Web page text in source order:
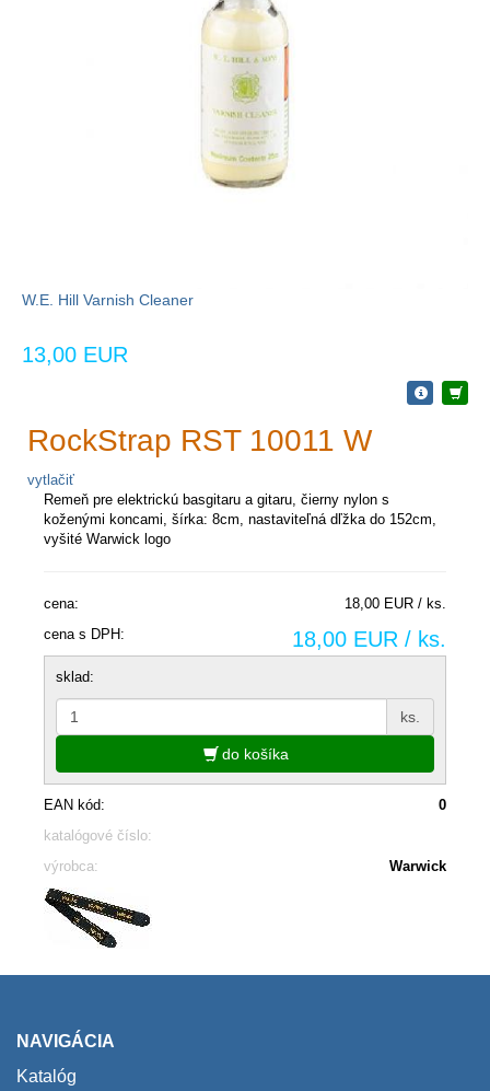
W.E. Hill Varnish Cleaner
13,00 EUR
RockStrap RST 10011 W
vytlačiť
Remeň pre elektrickú basgitaru a gitaru, čierny nylon s
koženými koncami, šírka: 8cm, nastaviteľná dľžka do 152cm,
vyšité Warwick logo
cena:
18,00 EUR / ks.
cena s DPH:
18,00 EUR / ks.
sklad:
ks.
do košíka
EAN kód:
0
katalógové číslo:
výrobca:
Warwick
NAVIGÁCIA
Katalóg